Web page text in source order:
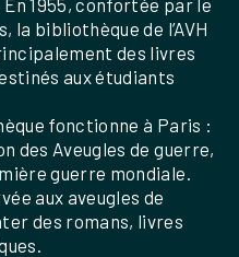
bibliothèque de l’AVH
des livres
aux étudiants
fonctionne à Paris :
des Aveugles de guerre,
guerre mondiale.
aux aveugles de
des romans, livres